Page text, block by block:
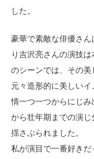
した。
豪華で素敵な俳優さ
り吉沢亮さんの演技
のシーンでは、その美
元々造形的に美しい
情一つ一つからにじ
から壮年期までの演
揺さぶられました。
私が演目で一番好きだ